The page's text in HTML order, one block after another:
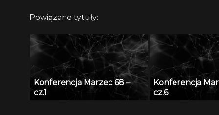
Powiązane tytuły:
Konferencja Marzec 68 –
cz.1
Konferencja
cz.6